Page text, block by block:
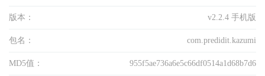
版本： v2.2.4 手机版
包名： com.predidit.kazumi
MD5值： 955f5ae736a6e5c66df0514a1d68b7d6